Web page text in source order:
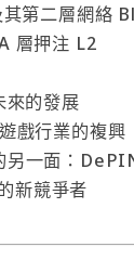
第二層網絡
層押注 L2
來的發展
戲行業的複興
另一面：
新競爭者